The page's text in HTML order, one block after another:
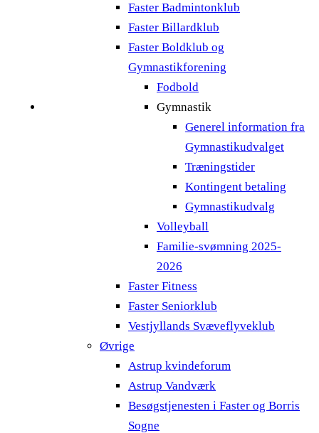
Faster Badmintonklub
Faster Billardklub
Faster Boldklub og
Gymnastikforening
Fodbold
Gymnastik
Generel information fra
Gymnastikudvalget
Træningstider
Kontingent betaling
Gymnastikudvalg
Volleyball
Familie-svømning 2025-
2026
Faster Fitness
Faster Seniorklub
Vestjyllands Svæveflyveklub
Øvrige
Astrup kvindeforum
Astrup Vandværk
Besøgstjenesten i Faster og Borris
Sogne